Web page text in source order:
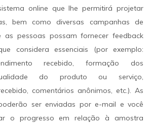
online que lhe permitirá projetar
bem como diversas campanhas de
as pessoas possam fornecer feedback
considera essenciais (por exemplo:
recebido, formação dos
do produto ou serviço,
comentários anônimos, etc.). As
ser enviadas por e-mail e você
o progresso em relação à amostra